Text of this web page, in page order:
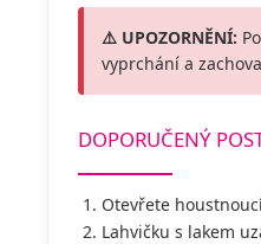
⚠️ UPOZORNĚNÍ:
vyprchání a
DOPORUČENÝ
Otevřete
Lahvičku s lakem